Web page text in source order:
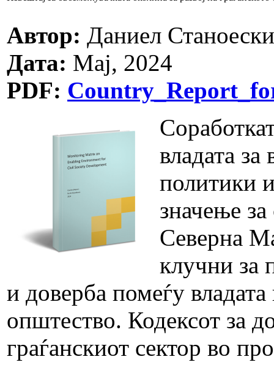
Автор: Даниел Станоески
Дата: Мај, 2024
PDF:
владата
политики
значење
Северна
клучни за
и доверба помеѓу
општество. Кодексот за
граѓанскиот сектор во